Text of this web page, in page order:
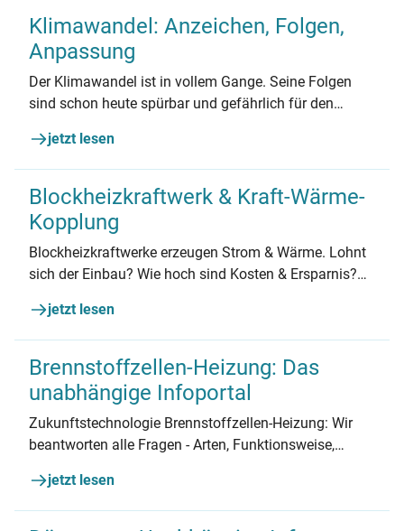
Klimawandel: Anzeichen, Folgen,
Anpassung
Der Klimawandel ist in vollem Gange. Seine Folgen
sind schon heute spürbar und gefährlich für den
Mieter*innen und Hausbesitzer*innen sinnvoll sind.
jetzt lesen
Blockheizkraftwerk & Kraft-Wärme-
Kopplung
Blockheizkraftwerke erzeugen Strom & Wärme. Lohnt
sich der Einbau? Wie hoch sind Kosten & Ersparnis?
jetzt lesen
Brennstoffzellen-Heizung: Das
unabhängige Infoportal
Zukunftstechnologie Brennstoffzellen-Heizung: Wir
beantworten alle Fragen - Arten, Funktionsweise,
jetzt lesen